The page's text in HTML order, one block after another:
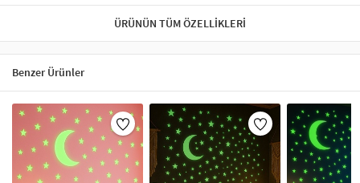
_x005F_x005F_x005F_x005F_x005F_x005F_x005F_x000D_
_x005F_x005F_x005F_x005F_x005F_x005F_x005F_x000D_
_x005F_x005F_x005F_x005F_x005F_x005F_x005F_x000D_
_x005F_x005F_x005F_x005F_x005F_x005F_x005F_x000D_
_x005F_x005F_x005F_x005F_x005F_x005F_x005F_x000D_
Her bir figür ayrı ayrı üretilmiştir; tek tek duvara veya tavana
uygulanabilir.
_x005F_x005F_x005F_x005F_x005F_x005F_x005F_x000D_
Ayna, cam, dolap, kapı ve düz duvar gibi yüzeylere yapıştırıcı
ÜRÜNÜN TÜM ÖZELLIKLERI
Benzer Ürünler